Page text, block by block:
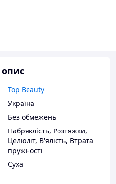
Top Beauty
Україна
Без обмежень
Набряклість, Розтяжки,
Целюліт, В'ялість, Втрата
пружності
Суха